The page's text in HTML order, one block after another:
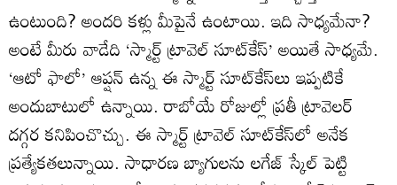
ఉంటుంది? అందరి కళ్లు మీపైనే ఉంటాయి. ఇది సాధ్యమేనా?
అంటే మీరు వాడేది ‘స్మార్ట్‌ ట్రావెల్‌ సూట్‌కేస్‌’ అయితే సాధ్యమే.
‘ఆటో ఫాలో’ ఆప్షన్‌ ఉన్న ఈ స్మార్ట్‌ సూట్‌కేస్‌లు ఇప్పటికే
అందుబాటులో ఉన్నాయి. రాబోయే రోజుల్లో ప్రతీ ట్రావెలర్‌
దగ్గర కనిపించొచ్చు. ఈ స్మార్ట్‌ ట్రావెల్‌ సూట్‌కేస్‌లో అనేక
ప్రత్యేకతలున్నాయి. సాధారణ బ్యాగులను లగేజ్‌ స్కేల్‌ పెట్టి